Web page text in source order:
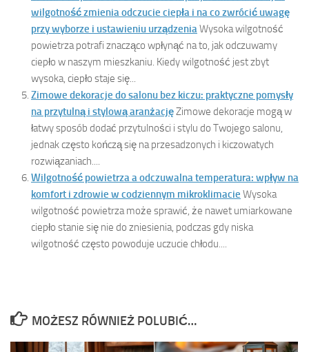
wilgotność zmienia odczucie ciepła i na co zwrócić uwagę
przy wyborze i ustawieniu urządzenia Wysoka wilgotność
powietrza potrafi znacząco wpłynąć na to, jak odczuwamy
ciepło w naszym mieszkaniu. Kiedy wilgotność jest zbyt
wysoka, ciepło staje się...
Zimowe dekoracje do salonu bez kiczu: praktyczne pomysły
na przytulną i stylową aranżacjęZimowe dekoracje mogą w
łatwy sposób dodać przytulności i stylu do Twojego salonu,
jednak często kończą się na przesadzonych i kiczowatych
rozwiązaniach....
Wilgotność powietrza a odczuwalna temperatura: wpływ na
komfort i zdrowie w codziennym mikroklimacie Wysoka
wilgotność powietrza może sprawić, że nawet umiarkowane
ciepło stanie się nie do zniesienia, podczas gdy niska
wilgotność często powoduje uczucie chłodu....
MOŻESZ RÓWNIEŻ POLUBIĆ…